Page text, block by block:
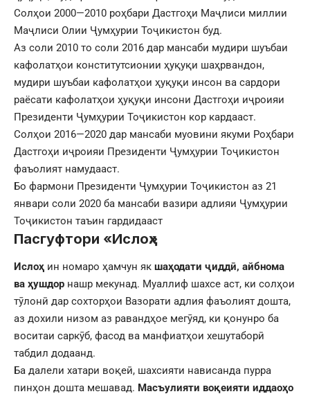
Солҳои 2000—2010 роҳбари Дастгоҳи Маҷлиси миллии
Маҷлиси Олии Ҷумҳурии Тоҷикистон буд.
Аз соли 2010 то соли 2016 дар мансаби мудири шуъбаи
кафолатҳои конститутсионии ҳуқуқи шаҳрвандон,
мудири шуъбаи кафолатҳои ҳуқуқи инсон ва сардори
раёсати кафолатҳои ҳуқуқи инсони Дастгоҳи иҷроияи
Президенти Ҷумҳурии Тоҷикистон кор кардааст.
Солҳои 2016—2020 дар мансаби муовини якуми Роҳбари
Дастгоҳи иҷроияи Президенти Ҷумҳурии Тоҷикистон
фаъолият намудааст.
Бо фармони Президенти Ҷумҳурии Тоҷикистон аз 21
январи соли 2020 ба мансаби вазири адлияи Ҷумҳурии
Тоҷикистон таъин гардидааст
Пасгуфтори «Ислоҳ»
Ислоҳ ин номаро ҳамчун як шаҳодати ҷиддӣ, айбнома
ва ҳушдор нашр мекунад. Муаллиф шахсе аст, ки солҳои
тӯлонӣ дар сохторҳои Вазорати адлия фаъолият дошта,
аз дохили низом аз равандҳое мегӯяд, ки қонунро ба
воситаи саркӯб, фасод ва манфиатҳои хешутаборӣ
табдил додаанд.
Ба далели хатари воқеӣ, шахсияти нависанда пурра
пинҳон дошта мешавад. Масъулияти воқеияти иддаоҳо